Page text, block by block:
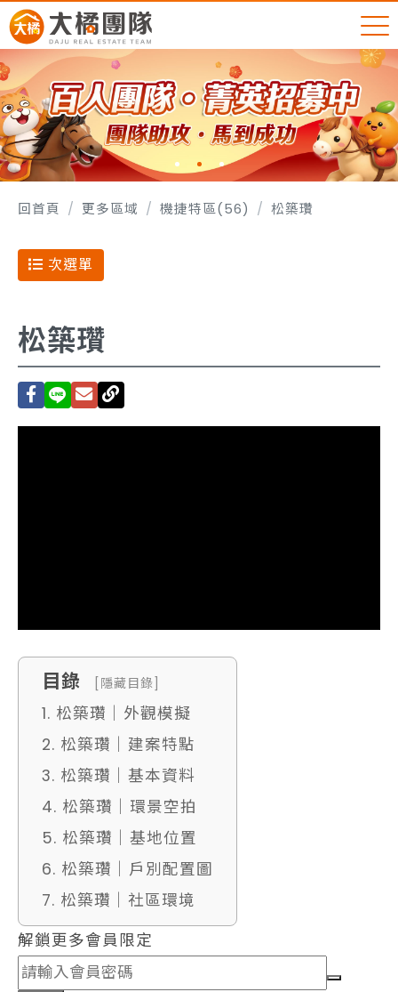
回首頁 更多區域 機捷特區(56) 松築瓚
次選單
松築瓚
目錄 [隱藏目錄]
1. 松築瓚｜外觀模擬
2. 松築瓚｜建案特點
3. 松築瓚｜基本資料
4. 松築瓚｜環景空拍
5. 松築瓚｜基地位置
6. 松築瓚｜戶別配置圖
7. 松築瓚｜社區環境
解鎖更多會員限定